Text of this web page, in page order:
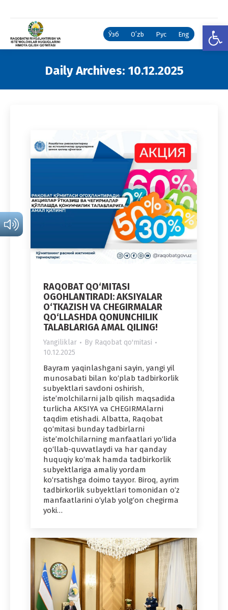
Ўзб Oʻzb Рус Eng
Daily Archives: 10.12.2025
RAQOBAT QO‘MITASI
OGOHLANTIRADI: AKSIYALAR
O‘TKAZISH VA CHEGIRMALAR
QO‘LLASHDA QONUNCHILIK
TALABLARIGA AMAL QILING!
Yangiliklar By Raqobat qo'mitasi
10.12.2025
Bayram yaqinlashgani sayin, yangi yil
munosabati bilan ko‘plab tadbirkorlik
subyektlari savdoni oshirish,
iste’molchilarni jalb qilish maqsadida
turlicha AKSIYA va CHEGIRMAlarni
taqdim etishadi. Albatta, Raqobat
qo‘mitasi bunday tadbirlarni
iste’molchilarning manfaatlari yo‘lida
qo‘llab-quvvatlaydi va har qanday
huquqiy ko‘mak hamda tadbirkorlik
subyektlariga amaliy yordam
ko‘rsatishga doimo tayyor. Biroq, ayrim
tadbirkorlik subyektlari tomonidan o‘z
manfaatlarini o‘ylab yolg‘on chegirma
yoki…